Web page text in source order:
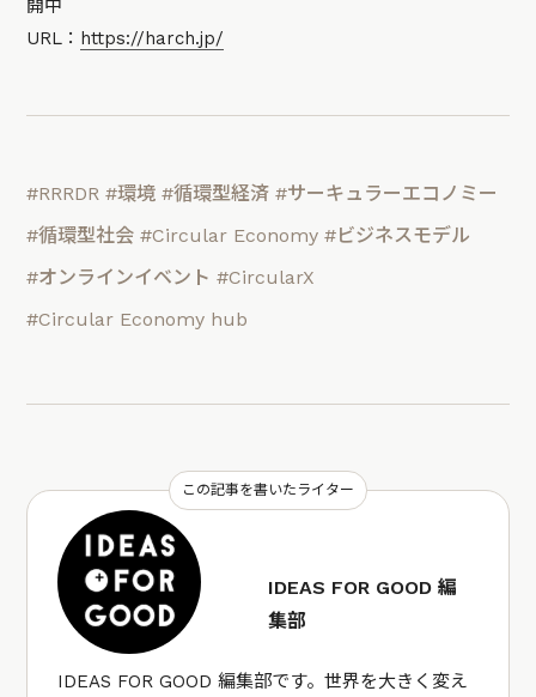
開中
URL： https://harch.jp/
#RRRDR #環境 #循環型経済 #サーキュラーエコノミー
#循環型社会 #Circular Economy #ビジネスモデル
#オンラインイベント #CircularX
#Circular Economy hub
この記事を書いたライター
IDEAS FOR GOOD 編
集部
IDEAS FOR GOOD 編集部です。世界を大きく変え